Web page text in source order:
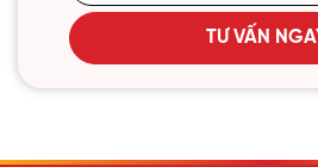
TƯ VẤN